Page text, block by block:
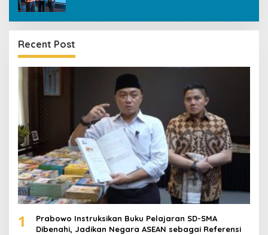
Recent Post
1
Prabowo Instruksikan Buku Pelajaran SD-SMA
Dibenahi, Jadikan Negara ASEAN sebagai Referensi